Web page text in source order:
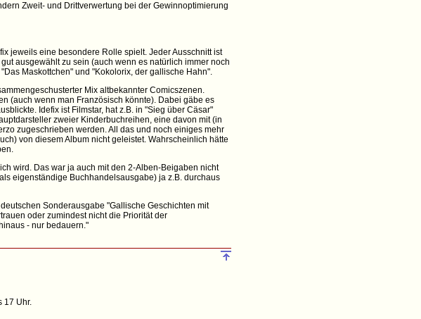
Zweit- und Drittverwertung bei der Gewinnoptimierung
jeweils eine besondere Rolle spielt. Jeder Ausschnitt ist
ausgewählt zu sein (auch wenn es natürlich immer noch
Maskottchen" und "Kokolorix, der gallische Hahn".
Mix altbekannter Comicszenen.
(auch wenn man Französisch könnte). Dabei gäbe es
Idefix ist Filmstar, hat z.B. in "Sieg über Cäsar"
zweier Kinderbuchreihen, eine davon mit (in
zugeschrieben werden. All das und noch einiges mehr
von diesem Album nicht geleistet. Wahrscheinlich hätte
wird. Das war ja auch mit den 2-Alben-Beigaben nicht
eigenständige Buchhandelsausgabe) ja z.B. durchaus
Sonderausgabe "Gallische Geschichten mit
oder zumindest nicht die Priorität der
- nur bedauern."
17 Uhr.